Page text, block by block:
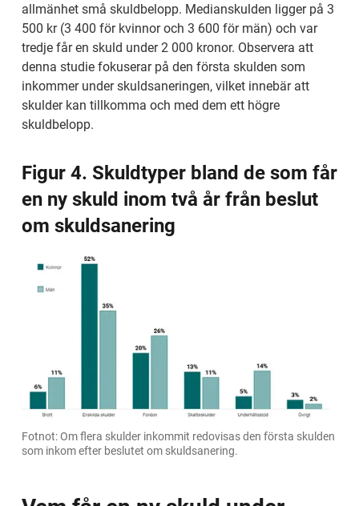
allmänhet små skuldbelopp. Medianskulden ligger på 3
500 kr (3 400 för kvinnor och 3 600 för män) och var
tredje får en skuld under 2 000 kronor. Observera att
denna studie fokuserar på den första skulden som
inkommer under skuldsaneringen, vilket innebär att
skulder kan tillkomma och med dem ett högre
skuldbelopp.
Figur 4. Skuldtyper bland de som får
en ny skuld inom två år från beslut
om skuldsanering
Fotnot: Om flera skulder inkommit redovisas den första skulden
som inkom efter beslutet om skuldsanering.